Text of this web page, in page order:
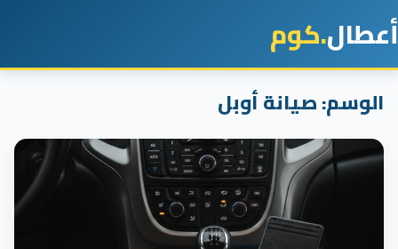
أعطال.كوم
الوسم:صيانة أوبل